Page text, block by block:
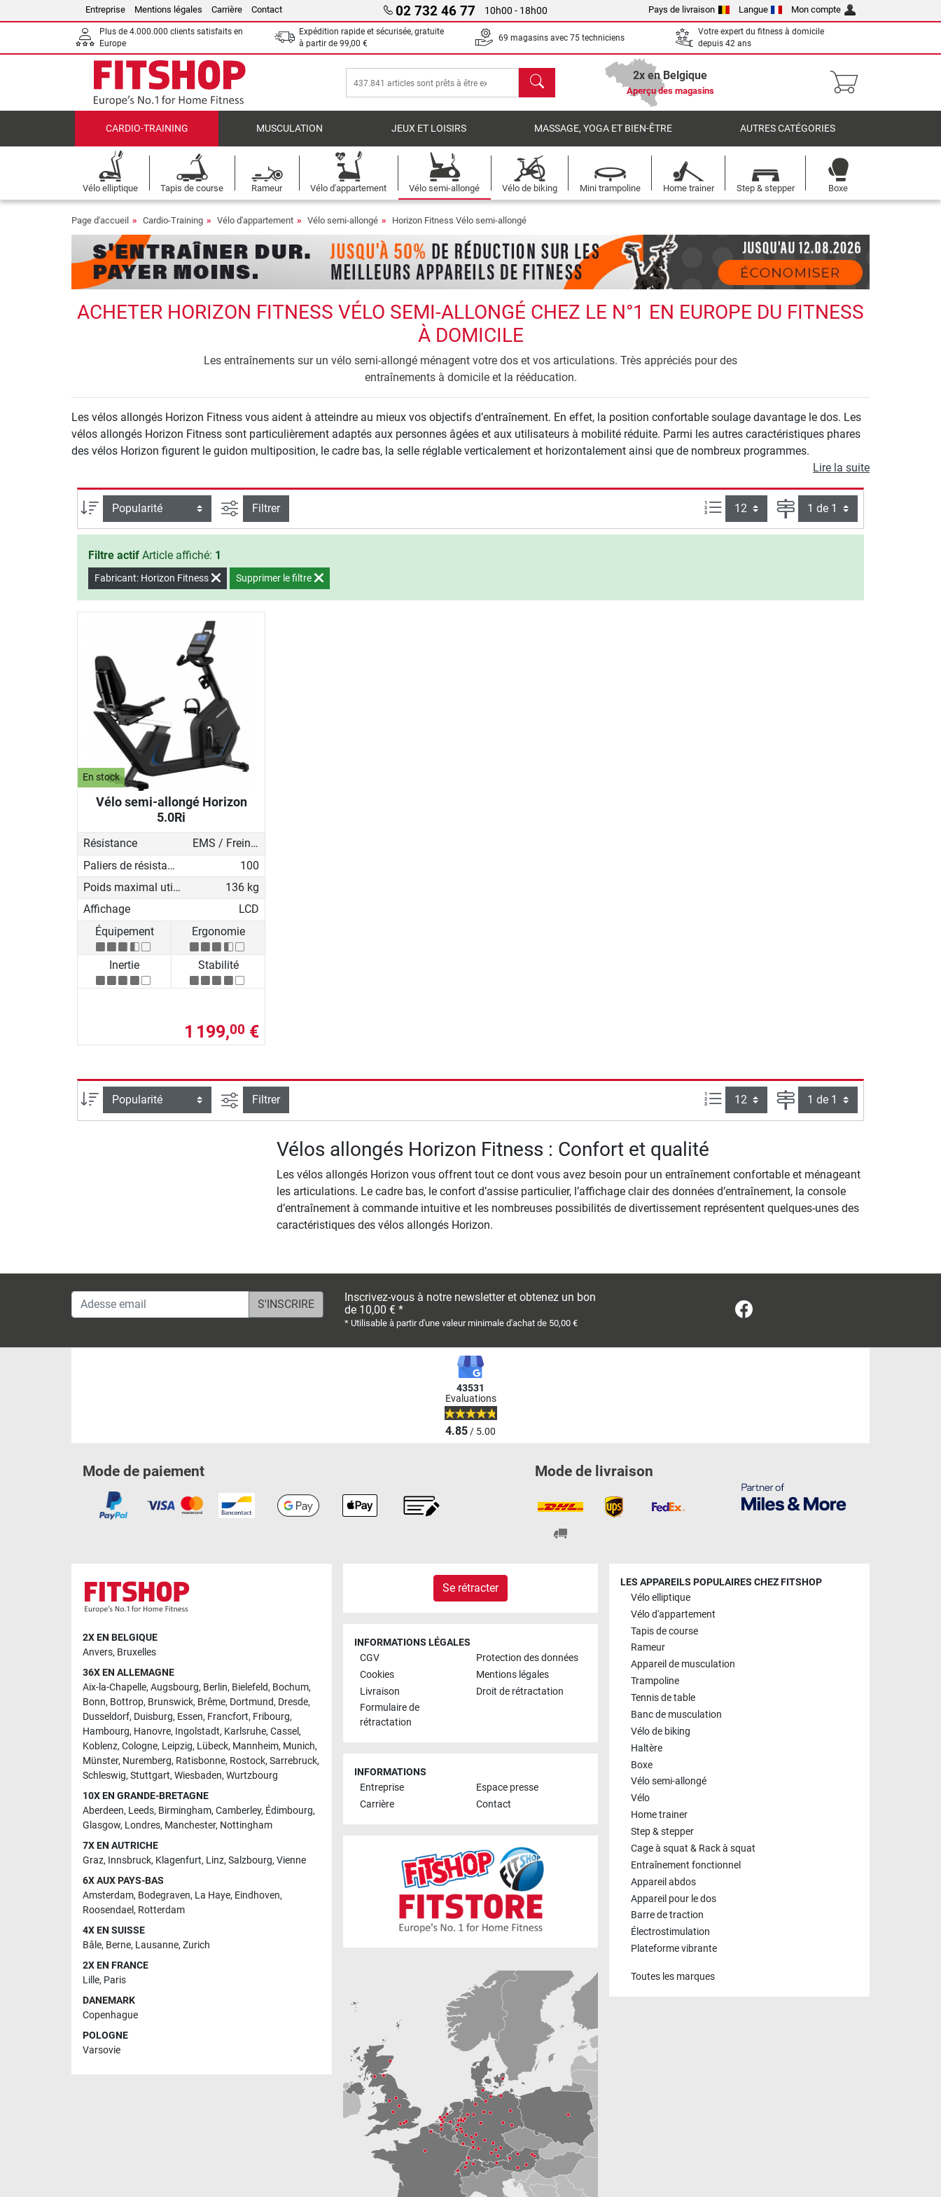
Entreprise Mentions légales Carrière Contact 02 732 46 77 10h00 - 18h00 Pays de livraison Langue Mon compte
Plus de 4.000.000 clients satisfaits en
Europe
Expédition rapide et sécurisée, gratuite
à partir de 99,00 €
69 magasins avec 75 techniciens
Votre expert du fitness à domicile
depuis 42 ans
chercher 2x en Belgique
Aperçu des magasins
CARDIO-TRAINING MUSCULATION JEUX ET LOISIRS MASSAGE, YOGA ET BIEN-ÊTRE AUTRES CATÉGORIES
Vélo elliptique Tapis de course Rameur Vélo d'appartement Vélo semi-allongé Vélo de biking Mini trampoline Home trainer Step & stepper Boxe
Page d'accueil Cardio-Training Vélo d'appartement Vélo semi-allongé Horizon Fitness Vélo semi-allongé
ACHETER HORIZON FITNESS VÉLO SEMI-ALLONGÉ CHEZ LE N°1 EN EUROPE DU FITNESS
À DOMICILE
Les entraînements sur un vélo semi-allongé ménagent votre dos et vos articulations. Très appréciés pour des
entraînements à domicile et la rééducation.
Les vélos allongés Horizon Fitness vous aident à atteindre au mieux vos objectifs d’entraînement. En effet, la position confortable soulage davantage le dos. Les
vélos allongés Horizon Fitness sont particulièrement adaptés aux personnes âgées et aux utilisateurs à mobilité réduite. Parmi les autres caractéristiques phares
des vélos Horizon figurent le guidon multiposition, le cadre bas, la selle réglable verticalement et horizontalement ainsi que de nombreux programmes.
Lire la suite
Trier par Filtrer la recherche
Filtrer Articles par page :Page
Filtre actif Article affiché: 1
Fabricant: Horizon Fitness Supprimer le filtre
En stock
Vélo semi-allongé Horizon
5.0Ri
Résistance
EMS / Frein à induction
Paliers de résistance
100
Poids maximal utilisateur
136 kg
Affichage
LCD
Équipement
Ergonomie
Inertie Stabilité
1 199,00 €
Trier par Filtrer la recherche
Filtrer Articles par page :Page
Vélos allongés Horizon Fitness : Confort et qualité
Les vélos allongés Horizon vous offrent tout ce dont vous avez besoin pour un entraînement confortable et ménageant
les articulations. Le cadre bas, le confort d’assise particulier, l’affichage clair des données d’entraînement, la console
d’entraînement à commande intuitive et les nombreuses possibilités de divertissement représentent quelques-unes des
caractéristiques des vélos allongés Horizon.
Adesse email
Inscrivez-vous à notre newsletter et obtenez un bon
de 10,00 € *
* Utilisable à partir d'une valeur minimale d'achat de 50,00 €
43531
Evaluations
4.85/ 5.00
Mode de paiement Mode de livraison
2X EN BELGIQUE
Anvers, Bruxelles
36X EN ALLEMAGNE
Aix-la-Chapelle, Augsbourg, Berlin, Bielefeld, Bochum,
Bonn, Bottrop, Brunswick, Brême, Dortmund, Dresde,
Dusseldorf, Duisburg, Essen, Francfort, Fribourg,
Hambourg, Hanovre, Ingolstadt, Karlsruhe, Cassel,
Koblenz, Cologne, Leipzig, Lübeck, Mannheim, Munich,
Münster, Nuremberg, Ratisbonne, Rostock, Sarrebruck,
Schleswig, Stuttgart, Wiesbaden, Wurtzbourg
10X EN GRANDE-BRETAGNE
Aberdeen, Leeds, Birmingham, Camberley, Édimbourg,
Glasgow, Londres, Manchester, Nottingham
7X EN AUTRICHE
Graz, Innsbruck, Klagenfurt, Linz, Salzbourg, Vienne
6X AUX PAYS-BAS
Amsterdam, Bodegraven, La Haye, Eindhoven,
Roosendael, Rotterdam
4X EN SUISSE
Bâle, Berne, Lausanne, Zurich
2X EN FRANCE
Lille, Paris
DANEMARK
Copenhague
POLOGNE
Varsovie
Se rétracter
INFORMATIONS LÉGALES
CGV
Protection des données
Cookies
Mentions légales
Livraison
Droit de rétractation
Formulaire de
rétractation
INFORMATIONS
Entreprise
Espace presse
Carrière
Contact
LES APPAREILS POPULAIRES CHEZ FITSHOP
Vélo elliptique
Vélo d'appartement
Tapis de course
Rameur
Appareil de musculation
Trampoline
Tennis de table
Banc de musculation
Vélo de biking
Haltère
Boxe
Vélo semi-allongé
Vélo
Home trainer
Step & stepper
Cage à squat & Rack à squat
Entraînement fonctionnel
Appareil abdos
Appareil pour le dos
Barre de traction
Électrostimulation
Plateforme vibrante
Toutes les marques